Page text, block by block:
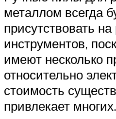
металлом всегда
присутствовать
инструментов,
имеют несколько
относительно
стоимость
привлекает